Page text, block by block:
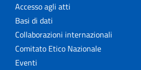
Accesso agli atti
Basi di dati
Collaborazioni internazionali
Comitato Etico Nazionale
Eventi